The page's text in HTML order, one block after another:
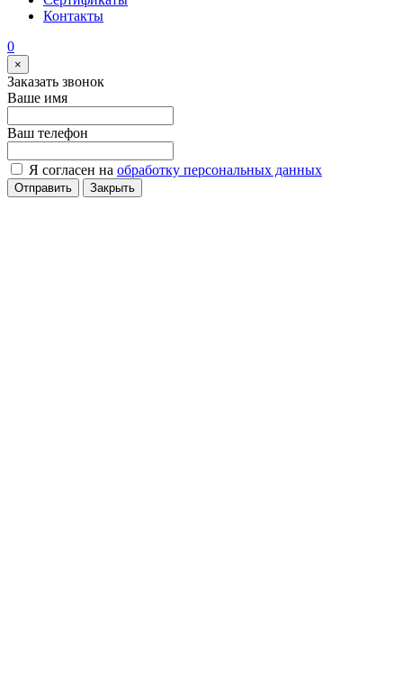
Контакты
0
×
Заказать звонок
Ваше имя
Ваш телефон
Я согласен на обработку персональных данных
Отправить Закрыть